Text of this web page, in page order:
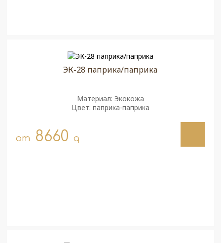
ЭК-28 паприка/паприка
Материал: Экокожа
Цвет: паприка-паприка
от 8660 q